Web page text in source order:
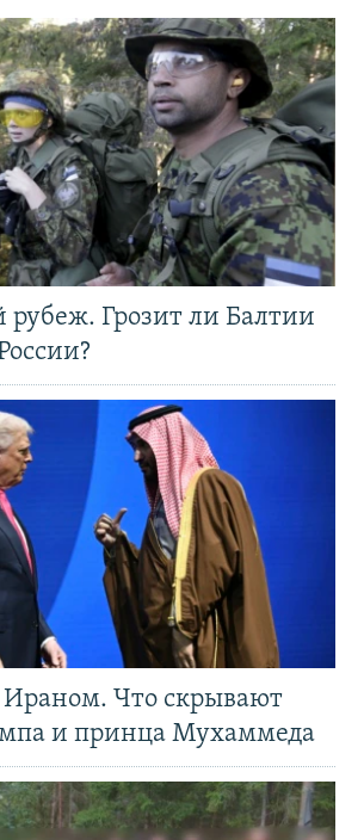
рубеж. Грозит ли Балтии
Что скрывают
и принца Мухаммеда